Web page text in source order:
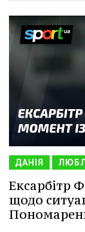
ДАНІЯ
Ексарбітр
щодо